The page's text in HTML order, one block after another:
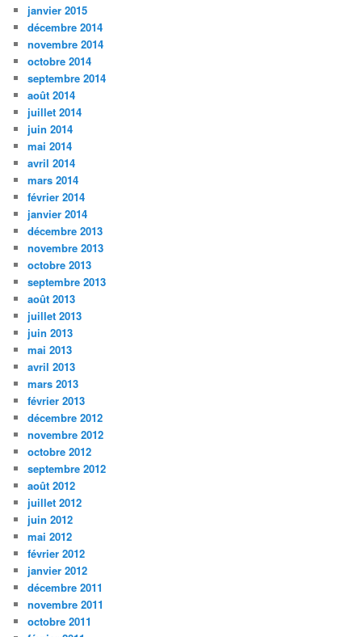
janvier 2015
décembre 2014
novembre 2014
octobre 2014
septembre 2014
août 2014
juillet 2014
juin 2014
mai 2014
avril 2014
mars 2014
février 2014
janvier 2014
décembre 2013
novembre 2013
octobre 2013
septembre 2013
août 2013
juillet 2013
juin 2013
mai 2013
avril 2013
mars 2013
février 2013
décembre 2012
novembre 2012
octobre 2012
septembre 2012
août 2012
juillet 2012
juin 2012
mai 2012
février 2012
janvier 2012
décembre 2011
novembre 2011
octobre 2011